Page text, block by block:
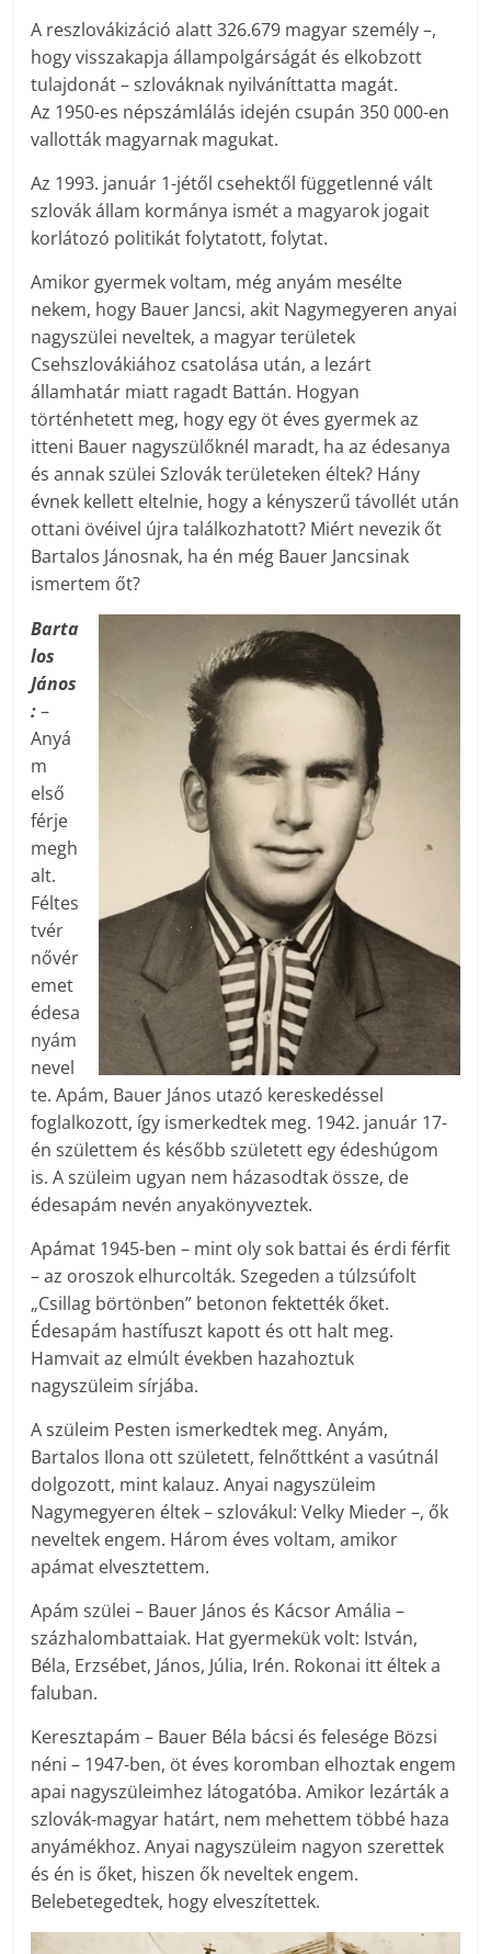
A reszlovákizáció alatt 326.679 magyar személy –,
hogy visszakapja állampolgárságát és elkobzott
tulajdonát – szlováknak nyilváníttatta magát.
Az 1950-es népszámlálás idején csupán 350 000-en
vallották magyarnak magukat.
Az 1993. január 1-jétől csehektől függetlenné vált
szlovák állam kormánya ismét a magyarok jogait
korlátozó politikát folytatott, folytat.
Amikor gyermek voltam, még anyám mesélte
nekem, hogy Bauer Jancsi, akit Nagymegyeren anyai
nagyszülei neveltek, a magyar területek
Csehszlovákiához csatolása után, a lezárt
államhatár miatt ragadt Battán. Hogyan
történhetett meg, hogy egy öt éves gyermek az
itteni Bauer nagyszülőknél maradt, ha az édesanya
és annak szülei Szlovák területeken éltek? Hány
évnek kellett eltelnie, hogy a kényszerű távollét után
ottani övéivel újra találkozhatott? Miért nevezik őt
Bartalos Jánosnak, ha én még Bauer Jancsinak
ismertem őt?
Barta
los
János
:–
Anyá
m
első
férje
megh
alt.
Féltes
tvér
nővér
emet
édesa
nyám
nevel
te. Apám, Bauer János utazó kereskedéssel
foglalkozott, így ismerkedtek meg. 1942. január 17-
én születtem és később született egy édeshúgom
is. A szüleim ugyan nem házasodtak össze, de
édesapám nevén anyakönyveztek.
Apámat 1945-ben – mint oly sok battai és érdi férfit
– az oroszok elhurcolták. Szegeden a túlzsúfolt
„Csillag börtönben” betonon fektették őket.
Édesapám hastífuszt kapott és ott halt meg.
Hamvait az elmúlt években hazahoztuk
nagyszüleim sírjába.
A szüleim Pesten ismerkedtek meg. Anyám,
Bartalos Ilona ott született, felnőttként a vasútnál
dolgozott, mint kalauz. Anyai nagyszüleim
Nagymegyeren éltek – szlovákul: Velky Mieder –, ők
neveltek engem. Három éves voltam, amikor
apámat elvesztettem.
Apám szülei – Bauer János és Kácsor Amália –
százhalombattaiak. Hat gyermekük volt: István,
Béla, Erzsébet, János, Júlia, Irén. Rokonai itt éltek a
faluban.
Keresztapám – Bauer Béla bácsi és felesége Bözsi
néni – 1947-ben, öt éves koromban elhoztak engem
apai nagyszüleimhez látogatóba. Amikor lezárták a
szlovák-magyar határt, nem mehettem többé haza
anyámékhoz. Anyai nagyszüleim nagyon szerettek
és én is őket, hiszen ők neveltek engem.
Belebetegedtek, hogy elveszítettek.